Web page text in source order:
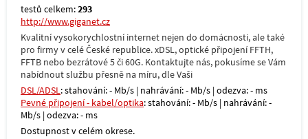
testů celkem:293
http://www.giganet.cz
Kvalitní vysokorychlostní internet nejen do domácnosti, ale také
pro firmy v celé České republice. xDSL, optické připojení FFTH,
FFTB nebo bezrátové 5 či 60G. Kontaktujte nás, pokusíme se Vám
nabídnout službu přesně na míru, dle Vaši
DSL/ADSL: stahování: - Mb/s | nahrávání: - Mb/s | odezva: - ms
Pevné připojení - kabel/optika: stahování: - Mb/s | nahrávání: -
Mb/s | odezva: - ms
Dostupnost v celém okrese.